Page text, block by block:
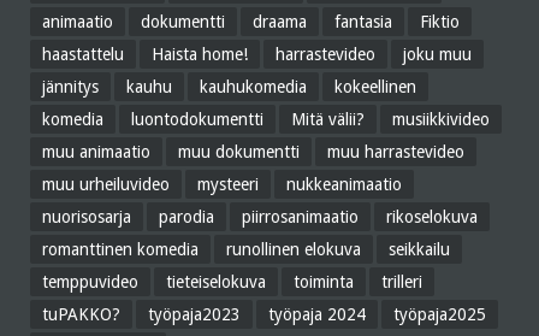
animaatio
dokumentti draama fantasia
Fiktio
haastattelu
Haista home! harrastevideo
joku muu
jännitys
kauhu kauhukomedia
kokeellinen
komedia
luontodokumentti Mitä välii?
musiikkivideo
muu animaatio
muu dokumentti
muu harrastevideo
muu urheiluvideo
mysteeri
nukkeanimaatio
nuorisosarja
parodia piirrosanimaatio
rikoselokuva
romanttinen komedia
runollinen elokuva
seikkailu
temppuvideo
tieteiselokuva toiminta
trilleri
tuPAKKO?
työpaja2023 työpaja 2024
työpaja2025